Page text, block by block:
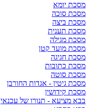
מסכת יומא
מסכת סוכה
מסכת ביצה
מסכת תענית
מסכת מגילה
מסכת מועד קטן
מסכת חגיגה
מסכת כתובות
מסכת סוטה
מסכת גיטין - אגדות החורבן
מסכת קידושין
בבא מציעא - תנורו של עכנאי